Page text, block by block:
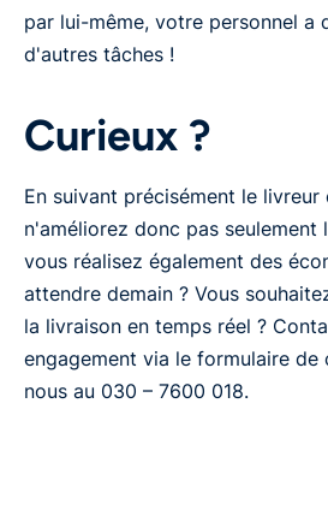
par lui-même, votre personnel a
d'autres tâches !
Curieux ?
En suivant précisément le
n'améliorez donc pas seulement
vous réalisez également des
attendre demain ? Vous
la livraison en temps réel ?
engagement via le formulaire
nous au 030 – 7600 018.